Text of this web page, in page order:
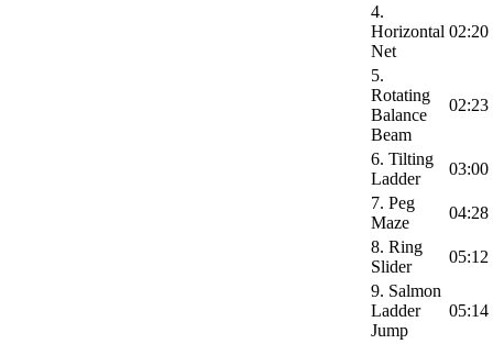
4.
Horizontal
Net
02:20
5.
Rotating
Balance
Beam
02:23
6. Tilting
Ladder
03:00
7. Peg
Maze
04:28
8. Ring
Slider
05:12
9. Salmon
Ladder
Jump
05:14